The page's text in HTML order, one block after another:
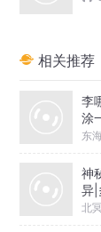
相关推荐
李
涂
级
东
神
异|
北